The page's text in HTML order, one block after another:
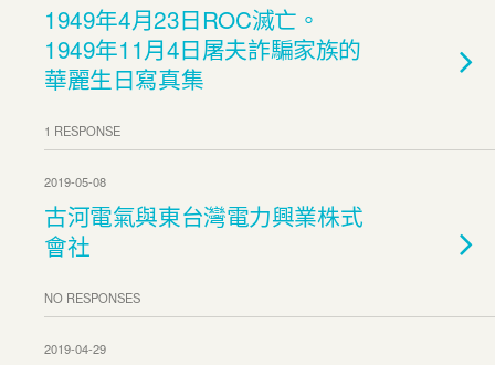
1949年4月23日ROC滅亡。
1949年11月4日屠夫詐騙家族的
華麗生日寫真集
1 RESPONSE
2019-05-08
古河電氣與東台灣電力興業株式
會社
NO RESPONSES
2019-04-29